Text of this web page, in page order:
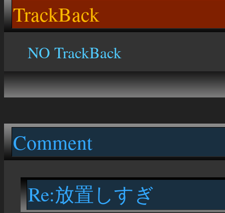
TrackBack
NO TrackBack
Comment
Re:放置しすぎ